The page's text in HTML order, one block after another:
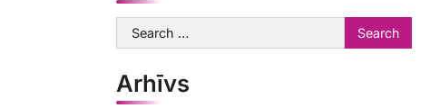
Search
for:
Arhīvs